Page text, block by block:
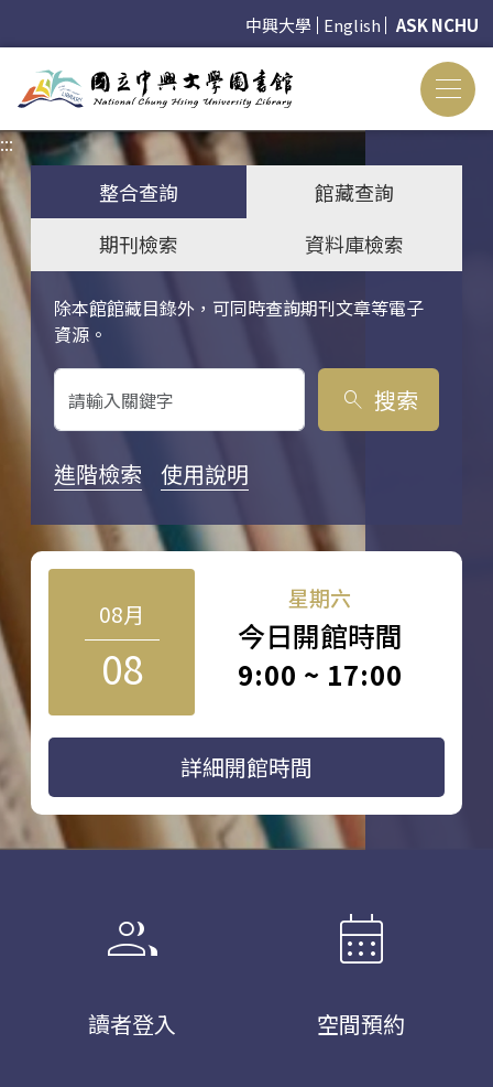
中興大學 English ASK NCHU
:::
整合查詢
館藏查詢
期刊檢索
資料庫檢索
除本館館藏目錄外，可同時查詢期刊文章等電子
資源。
關鍵字搜尋
search 搜索
進階檢索 使用說明
08月
08
星期六
今日開館時間
9:00 ~ 17:00
詳細開館時間
group
讀者登入
calendar_month
空間預約